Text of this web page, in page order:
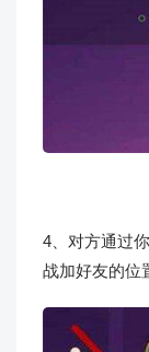
4、对方通过
战加好友的位